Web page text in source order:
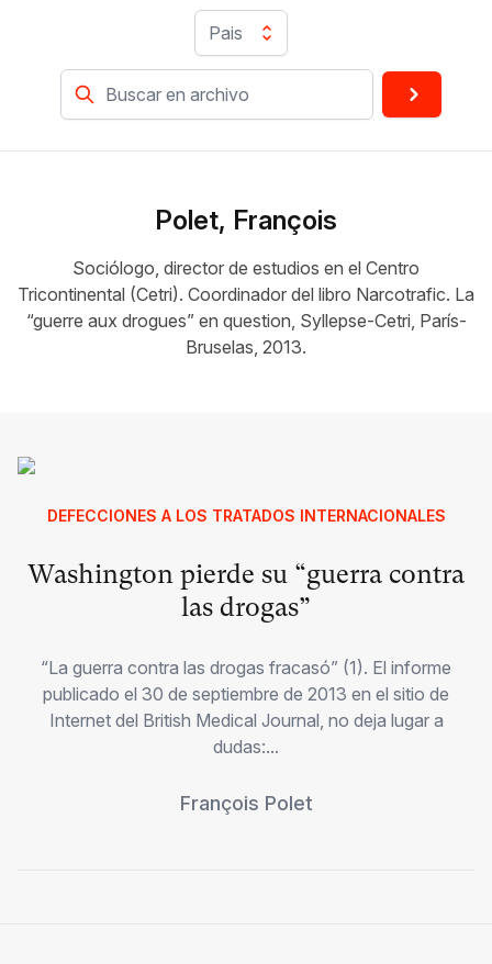
Pais
Polet, François
Sociólogo, director de estudios en el Centro
Tricontinental (Cetri). Coordinador del libro Narcotrafic. La
“guerre aux drogues” en question, Syllepse-Cetri, París-
Bruselas, 2013.
DEFECCIONES A LOS TRATADOS INTERNACIONALES
Washington pierde su “guerra contra
las drogas”
“La guerra contra las drogas fracasó” (1). El informe
publicado el 30 de septiembre de 2013 en el sitio de
Internet del British Medical Journal, no deja lugar a
dudas:...
François Polet